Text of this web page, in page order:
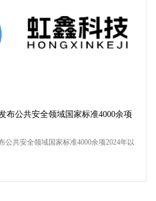
布公共安全领域国家标准4000余项
公共安全领域国家标准4000余项2024年以